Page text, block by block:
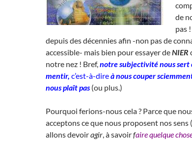
de
pas
depuis des décennies afin -non pas de
accessible- mais bien pour essayer deNIER
notre nez ! Bref,notre subjectivité nous sert
mentir, c’est-à-direà nous couper
nous plaît pas(ou plus.)
Pourquoi ferions-nous cela ? Parce que
acceptons ce que nous proposent nos
allons devoiragir, à savoirfaire quelque